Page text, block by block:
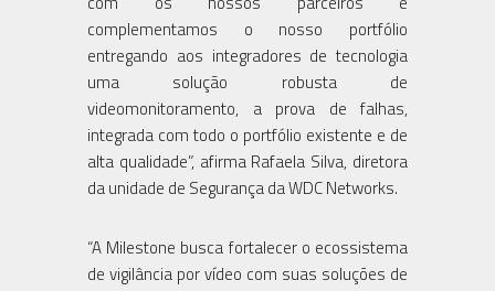
complementamos o nosso portfólio
entregando aos integradores de tecnologia
uma solução robusta de
videomonitoramento, a prova de falhas,
integrada com todo o portfólio existente e de
alta qualidade”, afirma Rafaela Silva, diretora
da unidade de Segurança da WDC Networks.
“A Milestone busca fortalecer o ecossistema
de vigilância por vídeo com suas soluções de